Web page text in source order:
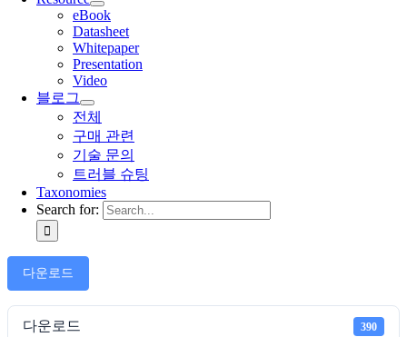
eBook
Datasheet
Whitepaper
Presentation
Video
블로그
전체
구매 관련
기술 문의
트러블 슈팅
Taxonomies
Search for:
다운로드
다운로드 390